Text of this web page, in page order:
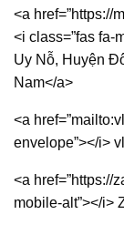
<a href=”https://
<i class=”fas fa-
Uy Nỗ, Huyện
Nam</a>
<a
envelope”></i>
<a href=”https://
mobile-alt”></i>